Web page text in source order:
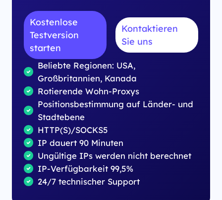
Kostenlose
Testversion
starten
Kontaktieren
Sie uns
Beliebte Regionen: USA,
Großbritannien, Kanada
Rotierende Wohn-Proxys
Positionsbestimmung auf Länder- und
Stadtebene
HTTP(S)/SOCKS5
IP dauert 90 Minuten
Ungültige IPs werden nicht berechnet
IP-Verfügbarkeit 99,5%
24/7 technischer Support